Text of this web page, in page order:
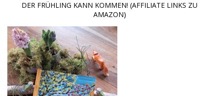
DER FRÜHLING KANN KOMMEN! (AFFILIATE LINKS ZU
AMAZON)